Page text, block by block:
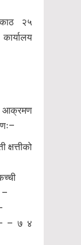
२५
आक्रमण
क्षत्तीको
–
– ७ ४